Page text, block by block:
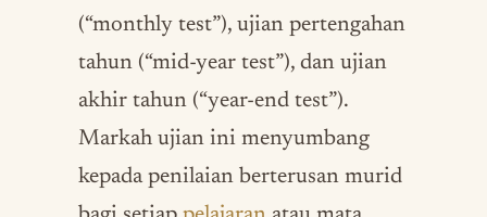
(“monthly test”), ujian pertengahan
tahun (“mid-year test”), dan ujian
akhir tahun (“year-end test”).
Markah ujian ini menyumbang
kepada penilaian berterusan murid